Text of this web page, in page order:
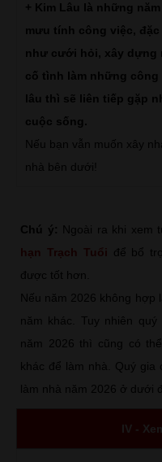
+ Kim Lâu là những
mưu tính công việc,
như cưới hỏi, xây dựng
cố tình làm những
lâu thì sẽ liên tiếp gặp
cuộc sống.
Nếu bạn vẫn muốn xây
nhà bên dưới!
Chú ý: Ngoài ra khi xem
hạn Trạch Tuổi
để bổ
được tốt hơn.
Nếu năm 2026 không hợp
năm khác. Tuy nhiên
năm 2026 thì cũng có
khác để làm nhà. Quý gia
làm nhà năm 2026 ở dưới
IV -